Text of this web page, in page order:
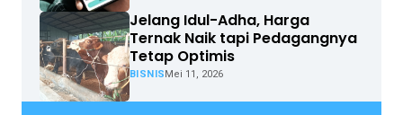
Jelang Idul-Adha, Harga
Ternak Naik tapi Pedagangnya
Tetap Optimis
BISNISMei 11, 2026